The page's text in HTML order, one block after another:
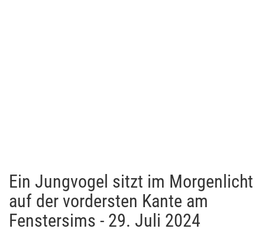
Ein Jungvogel sitzt im Morgenlicht
auf der vordersten Kante am
Fenstersims - 29. Juli 2024